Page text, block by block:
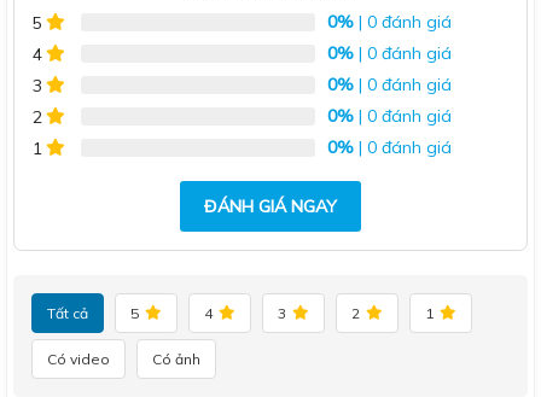
5 0% | 0 đánh giá
4
0% | 0 đánh giá
3
0% | 0 đánh giá
2
0% | 0 đánh giá
1
0% | 0 đánh giá
ĐÁNH GIÁ NGAY
Tất cả 5 4 3 2 1
Có video Có ảnh